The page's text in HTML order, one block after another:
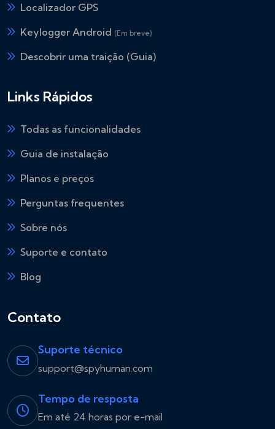
Localizador GPS
Keylogger Android (Em breve)
Descobrir uma traição (Guia)
Links Rápidos
Todas as funcionalidades
Guia de instalação
Planos e preços
Perguntas frequentes
Sobre nós
Suporte e contato
Blog
Contato
Suporte técnico
support@spyhuman.com
Tempo de resposta
Em até 24 horas por e-mail